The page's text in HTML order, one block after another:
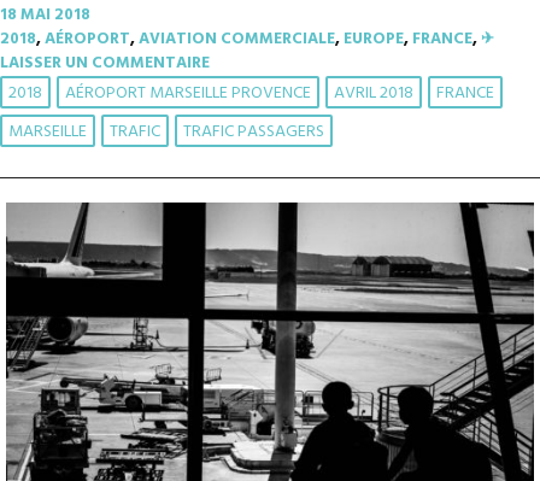
18 MAI 2018
2018,AÉROPORT,AVIATION COMMERCIALE,EUROPE,FRANCE,✈︎
LAISSER UN COMMENTAIRE
2018 AÉROPORT MARSEILLE PROVENCE AVRIL 2018
FRANCE
MARSEILLE
TRAFIC TRAFIC PASSAGERS